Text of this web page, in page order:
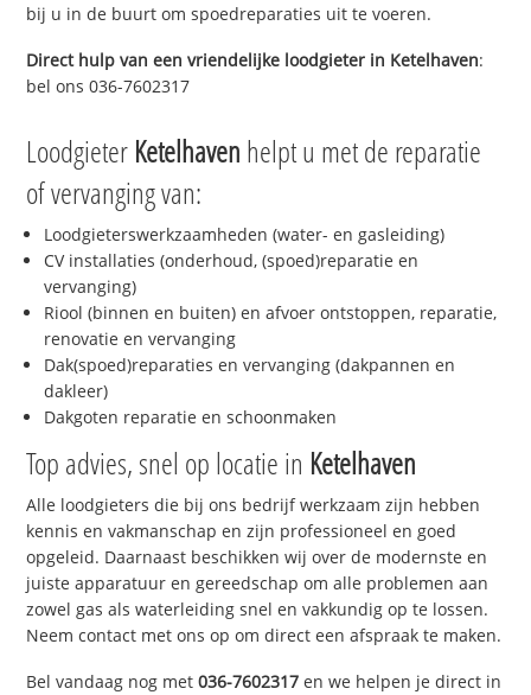
bij u in de buurt om spoedreparaties uit te voeren.
Direct hulp van een vriendelijke loodgieter in Ketelhaven:
bel ons 036-7602317
Loodgieter Ketelhaven helpt u met de reparatie
of vervanging van:
Loodgieterswerkzaamheden (water- en gasleiding)
CV installaties (onderhoud, (spoed)reparatie en
vervanging)
Riool (binnen en buiten) en afvoer ontstoppen, reparatie,
renovatie en vervanging
Dak(spoed)reparaties en vervanging (dakpannen en
dakleer)
Dakgoten reparatie en schoonmaken
Top advies, snel op locatie in Ketelhaven
Alle loodgieters die bij ons bedrijf werkzaam zijn hebben
kennis en vakmanschap en zijn professioneel en goed
opgeleid. Daarnaast beschikken wij over de modernste en
juiste apparatuur en gereedschap om alle problemen aan
zowel gas als waterleiding snel en vakkundig op te lossen.
Neem contact met ons op om direct een afspraak te maken.
Bel vandaag nog met036-7602317 en we helpen je direct in